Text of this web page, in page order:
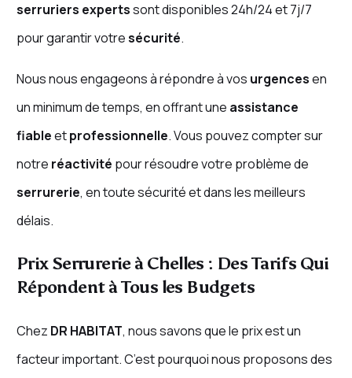
serruriers expertssont disponibles 24h/24 et 7j/7
pour garantir votresécurité.
Nous nous engageons à répondre à vos urgencesen
un minimum de temps, en offrant une assistance
fiableetprofessionnelle. Vous pouvez compter sur
notre réactivité pour résoudre votre problème de
serrurerie, en toute sécurité et dans les meilleurs
délais.
Prix Serrurerie à Chelles : Des Tarifs Qui
Répondent à Tous les Budgets
Chez DR HABITAT, nous savons que le prix est un
facteur important. C’est pourquoi nous proposons des